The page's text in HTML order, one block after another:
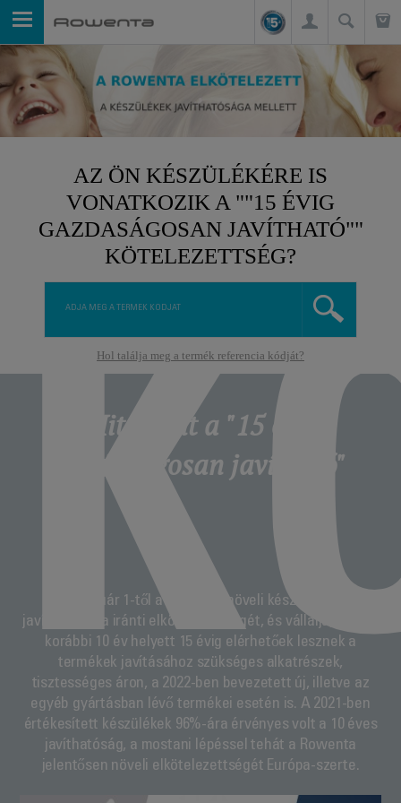
AZ ÖN KÉSZÜLÉKÉRE IS
VONATKOZIK A ""15 ÉVIG
GAZDASÁGOSAN JAVÍTHATÓ""
KÖTELEZETTSÉG?
Hol találja meg a termék referencia kódját?
Mit jelent a "15 évig
gazdaságosan javítható"
2022. január 1-től a Rowenta növeli készülékeinek
javíthatósága iránti elkötelezettségét, és vállalja, hogy a
korábbi 10 év helyett 15 évig elérhetőek lesznek a
termékek javításához szükséges alkatrészek,
tisztességes áron, a 2022-ben bevezetett új, illetve az
egyéb gyártásban lévő termékei esetén is. A 2021-ben
értékesített készülékek 96%-ára érvényes volt a 10 éves
javíthatóság, a mostani lépéssel tehát a Rowenta
jelentősen növeli elkötelezettségét Európa-szerte.